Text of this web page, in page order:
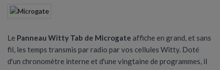
Le Panneau Witty Tab de Microgate affiche en grand, et sans
fil, les temps transmis par radio par vos cellules Witty. Doté
d'un chronomètre interne et d'une vingtaine de programmes, il